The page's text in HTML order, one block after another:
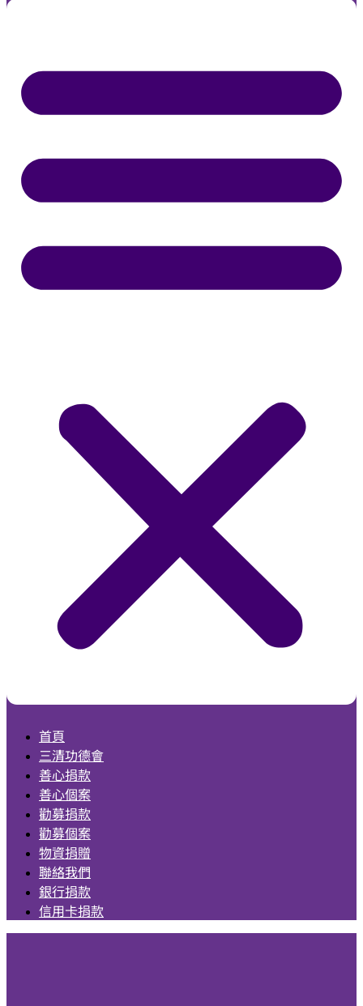
首頁
三清功德會
善心捐款
善心個案
勸募捐款
勸募個案
物資捐贈
聯絡我們
銀行捐款
信用卡捐款